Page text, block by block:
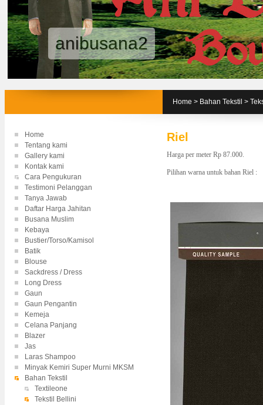
Home > Bahan Tekstil >
Home
Tentang kami
Gallery kami
Kontak kami
Cara Pengukuran
Testimoni Pelanggan
Tanya Jawab
Daftar Harga Jahitan
Busana Muslim
Kebaya
Bustier/Torso/Kamisol
Batik
Blouse
Sackdress / Dress
Long Dress
Gaun
Gaun Pengantin
Kemeja
Celana Panjang
Blazer
Jas
Laras Shampoo
Minyak Kemiri Super Murni MKSM
Bahan Tekstil
Textileone
Tekstil Bellini
Riel
Harga per meter Rp 87.000.
Pilihan warna untuk bahan Riel :